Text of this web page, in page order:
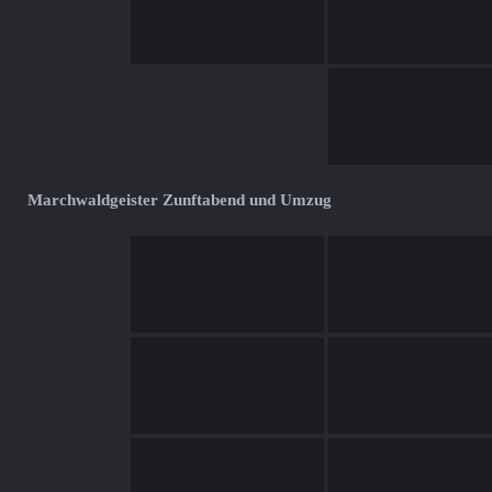
Marchwaldgeister Zunftabend und Umzug